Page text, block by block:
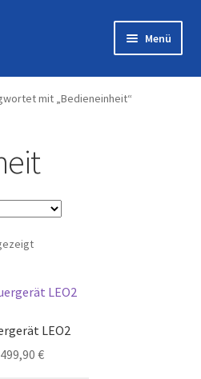
Menü
mit „Bedieneinheit“
LEO2
499,90 €